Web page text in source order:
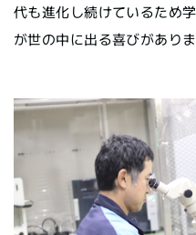
代も進化し続けているため
が世の中に出る喜びがありま